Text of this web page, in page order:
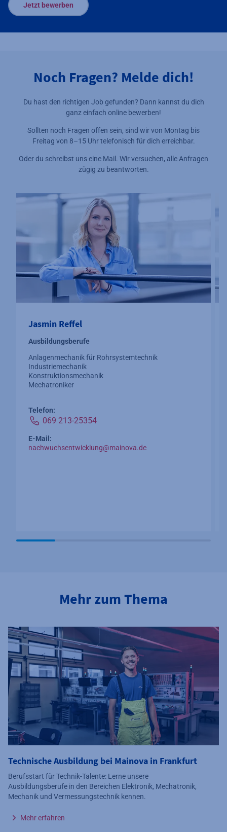
Jetzt bewerben
Noch Fragen? Melde dich!
Du hast den richtigen Job gefunden? Dann kannst du dich
ganz einfach online bewerben!
Sollten noch Fragen offen sein, sind wir von Montag bis
Freitag von 8–15 Uhr telefonisch für dich erreichbar.
Oder du schreibst uns eine Mail. Wir versuchen, alle Anfragen
zügig zu beantworten.
Jasmin Reffel
Ausbildungsberufe
Anlagenmechanik für Rohrsystemtechnik
Industriemechanik
Konstruktionsmechanik
Mechatroniker
Telefon:
069 213-25354
E-Mail:
nachwuchsentwicklung@mainova.de
Mehr zum Thema
Technische Ausbildung bei Mainova in Frankfurt
Berufsstart für Technik-Talente: Lerne unsere
Ausbildungsberufe in den Bereichen Elektronik, Mechatronik,
Mechanik und Vermessungstechnik kennen.
Mehr erfahren